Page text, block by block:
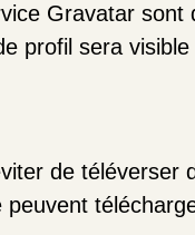
Gravatar sont
profil sera
de téléverser